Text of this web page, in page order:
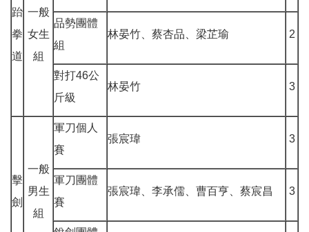
跆
拳
道
一般
女生
組
品勢團體
組
林晏竹、蔡杏品、梁芷瑜 2
對打46公
斤級
林晏竹 3
擊
劍
一般
男生
組
軍刀個人
賽
張宸瑋 3
軍刀團體
賽
張宸瑋、李承儒、曹百亨、蔡宸昌 3